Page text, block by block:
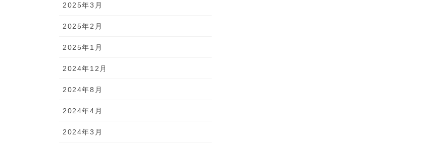
2025年3月
2025年2月
2025年1月
2024年12月
2024年8月
2024年4月
2024年3月